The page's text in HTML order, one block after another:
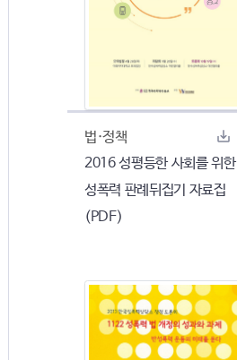
법·정책
2016 성평등한 사회를 위한
성폭력 판례뒤집기 자료집
(PDF)